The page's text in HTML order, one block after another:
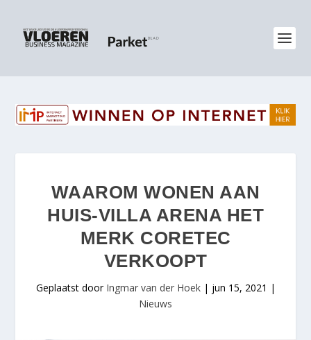
WAAROM WONEN AAN
HUIS-VILLA ARENA HET
MERK CORETEC
VERKOOPT
Geplaatst door Ingmar van der Hoek| jun 15, 2021 |
Nieuws